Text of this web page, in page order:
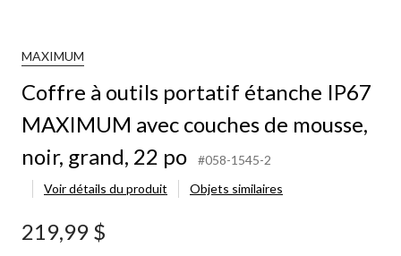
étanche
MAXIMUM
couches
mousse,
MAXIMUM
Coffre à outils portatif étanche IP67
MAXIMUM avec couches de mousse,
noir, grand, 22 po
#058-1545-2
Voir détails du produit
Objets similaires
219,99 $